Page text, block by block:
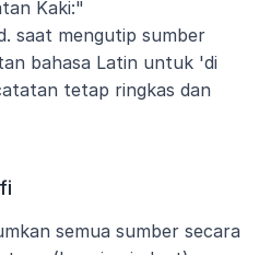
Kaki:"
saat mengutip sumber
bahasa Latin untuk 'di
tetap ringkas dan
semua sumber secara